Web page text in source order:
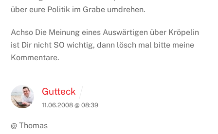
über eure Politik im Grabe umdrehen.
Achso Die Meinung eines Auswärtigen über Kröpelin
ist Dir nicht SO wichtig, dann lösch mal bitte meine
Kommentare.
Gutteck
11.06.2008 @ 08:39
@ Thomas